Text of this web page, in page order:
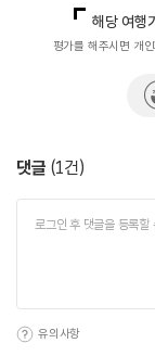
해당 여행
평가를 해주시면 개
댓글 (1건)
유의사항